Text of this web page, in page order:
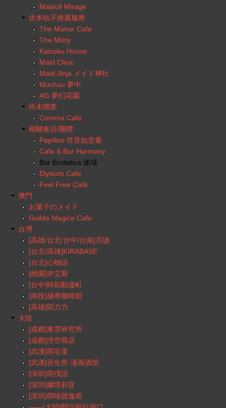
Maidoll Mirage
含本站不推薦服務
The Manor Cafe
The Misty
Kaizoku House
Maid Clinic
Maid Jinja メイド神社
Muchuu 夢中
AG 夢幻花園
尚未開業
Comma Cafe
相關食店/團體
Papillon 世音如意臺
Cafe & Bar Harmony
Bar Ecstatica 迷域
Elysium Cafe
Feel Free Cafe
澳門
お菓子のメイド
Guilda Magica Cafe
台灣
[高雄/台北/台中/台南]月讀
[台北/高雄]KIRABASE
[台北]心物語
[桃園]伊立斯
[台中]時刻動漫町
[南投]攝香咖啡館
[高雄]田力力
大陸
[成都]東雲研究所
[成都]澄空商店
[武漢]萌谷里
[武漢]吾生所·漫画酒馆
[深圳]萌僕語
[深圳]娜塔莉亚
[深圳]萌喵甜逸馆